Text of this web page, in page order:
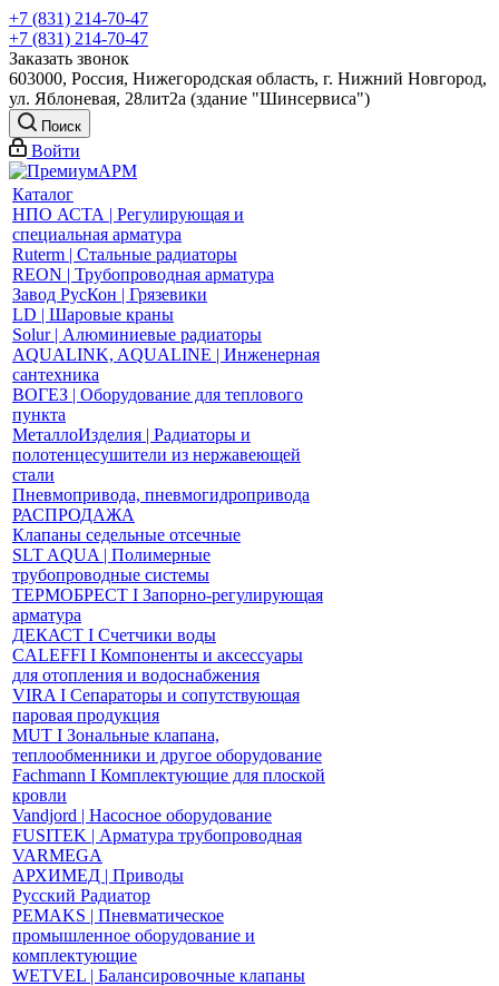
+7 (831) 214-70-47
+7 (831) 214-70-47
Заказать звонок
603000, Россия, Нижегородская область, г. Нижний Новгород,
ул. Яблоневая, 28лит2а (здание "Шинсервиса")
Поиск
Войти
Каталог
НПО АСТА | Регулирующая и
специальная арматура
Ruterm | Стальные радиаторы
REON | Трубопроводная арматура
Завод РусКон | Грязевики
LD | Шаровые краны
Solur | Алюминиевые радиаторы
AQUALINK, AQUALINE | Инженерная
сантехника
ВОГЕЗ | Оборудование для теплового
пункта
МеталлоИзделия | Радиаторы и
полотенцесушители из нержавеющей
стали
Пневмопривода, пневмогидропривода
РАСПРОДАЖА
Клапаны седельные отсечные
SLT AQUA | Полимерные
трубопроводные системы
ТЕРМОБРЕСТ І Запорно-регулирующая
арматура
ДЕКАСТ І Счетчики воды
CALEFFI І Компоненты и аксессуары
для отопления и водоснабжения
VIRA І Сепараторы и сопутствующая
паровая продукция
MUT І Зональные клапана,
теплообменники и другое оборудование
Fachmann І Комплектующие для плоской
кровли
Vandjord | Насосное оборудование
FUSITEK | Арматура трубопроводная
VARMEGA
АРХИМЕД | Приводы
Русский Радиатор
PEMAKS | Пневматическое
промышленное оборудование и
комплектующие
WETVEL | Балансировочные клапаны